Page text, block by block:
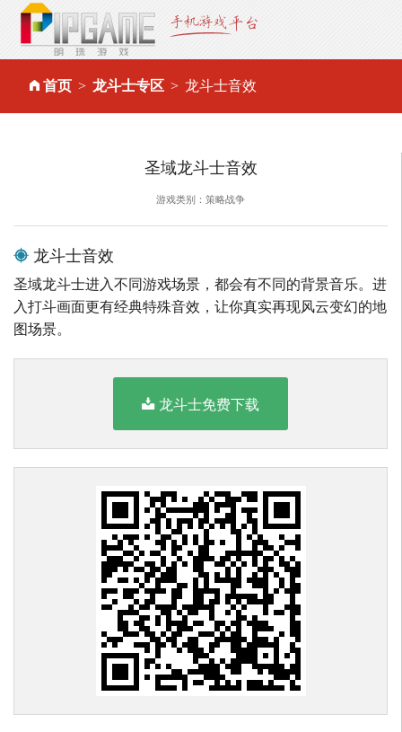
首页 龙斗士专区 龙斗士音效
圣域龙斗士音效
游戏类别：策略战争
龙斗士音效
圣域龙斗士进入不同游戏场景，都会有不同的背景音乐。进
入打斗画面更有经典特殊音效，让你真实再现风云变幻的地
图场景。
龙斗士免费下载